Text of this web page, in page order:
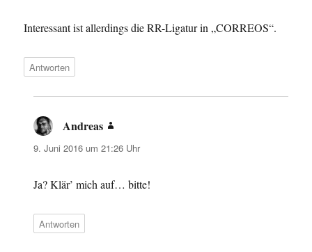
Interessant ist allerdings die RR-Ligatur in „CORREOS“.
Antworten
Andreas
9. Juni 2016 um 21:26 Uhr
Ja? Klär’ mich auf… bitte!
Antworten